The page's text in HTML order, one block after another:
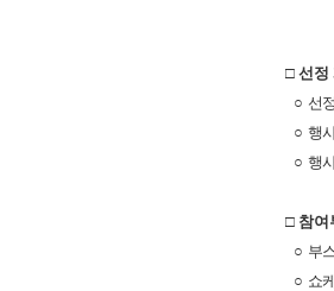
□ 선정
○ 선
○ 행
○ 행
□ 참여
○ 부
○ 쇼